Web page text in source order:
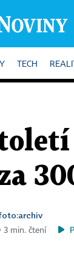
TECH
3 min. čtení